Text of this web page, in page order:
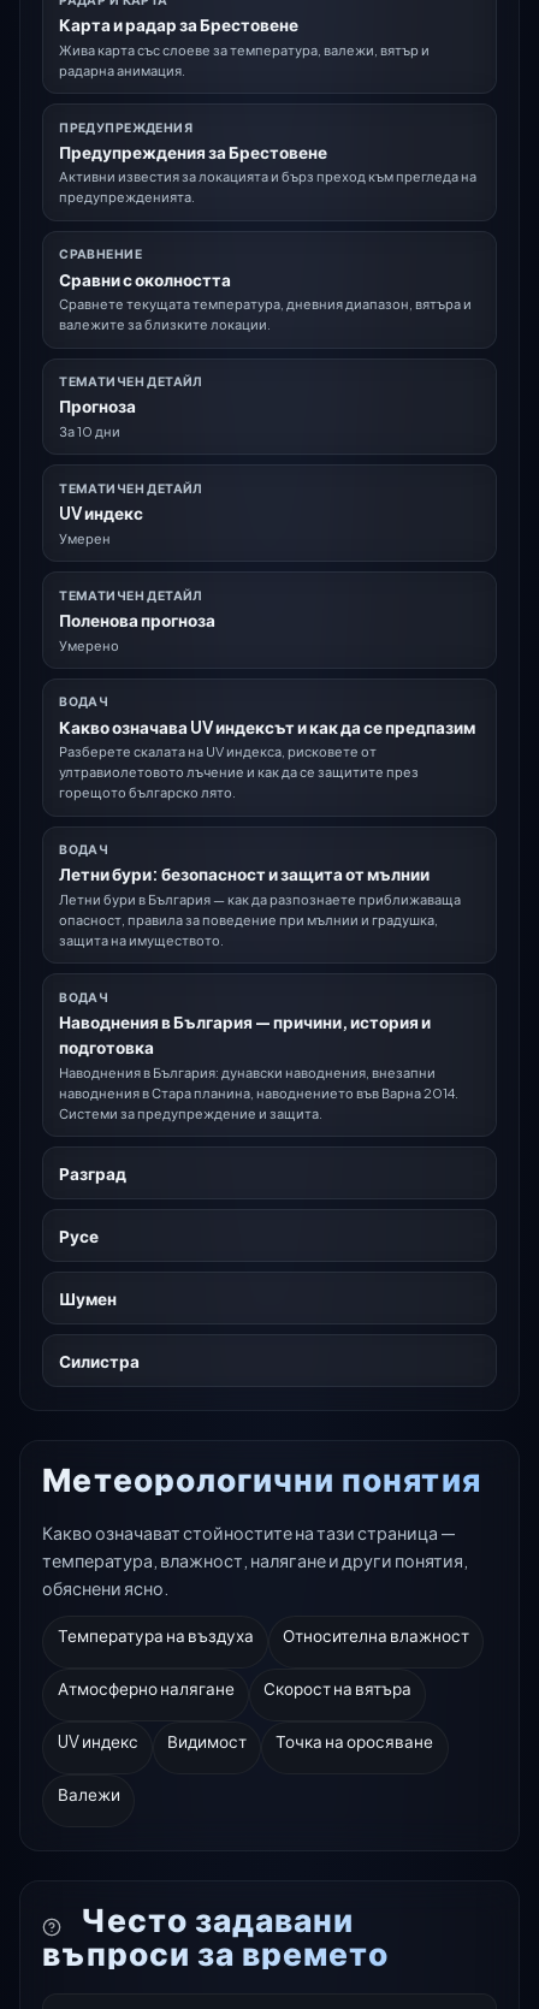
Карта и радар за Брестовене
Жива карта със слоеве за температура, валежи, вятър и
радарна анимация.
ПРЕДУПРЕЖДЕНИЯ
Предупреждения за Брестовене
Активни известия за локацията и бърз преход към прегледа на
предупрежденията.
СРАВНЕНИЕ
Сравни с околността
Сравнете текущата температура, дневния диапазон, вятъра и
валежите за близките локации.
ТЕМАТИЧЕН ДЕТАЙЛ
Прогноза
За 10 дни
ТЕМАТИЧЕН ДЕТАЙЛ
UV индекс
Умерен
ТЕМАТИЧЕН ДЕТАЙЛ
Поленова прогноза
Умерено
ВОДАЧ
Какво означава UV индексът и как да се предпазим
Разберете скалата на UV индекса, рисковете от
ултравиолетовото лъчение и как да се защитите през
горещото българско лято.
ВОДАЧ
Летни бури: безопасност и защита от мълнии
Летни бури в България — как да разпознаете приближаваща
опасност, правила за поведение при мълнии и градушка,
защита на имуществото.
ВОДАЧ
Наводнения в България — причини, история и
подготовка
Наводнения в България: дунавски наводнения, внезапни
наводнения в Стара планина, наводнението във Варна 2014.
Системи за предупреждение и защита.
Разград
Русе
Шумен
Силистра
Метеорологични понятия
Какво означават стойностите на тази страница —
температура, влажност, налягане и други понятия,
обяснени ясно.
Температура на въздуха Относителна влажност
Атмосферно налягане Скорост на вятъра
UV индекс Видимост Точка на оросяване
Валежи
Често задавани
въпроси за времето